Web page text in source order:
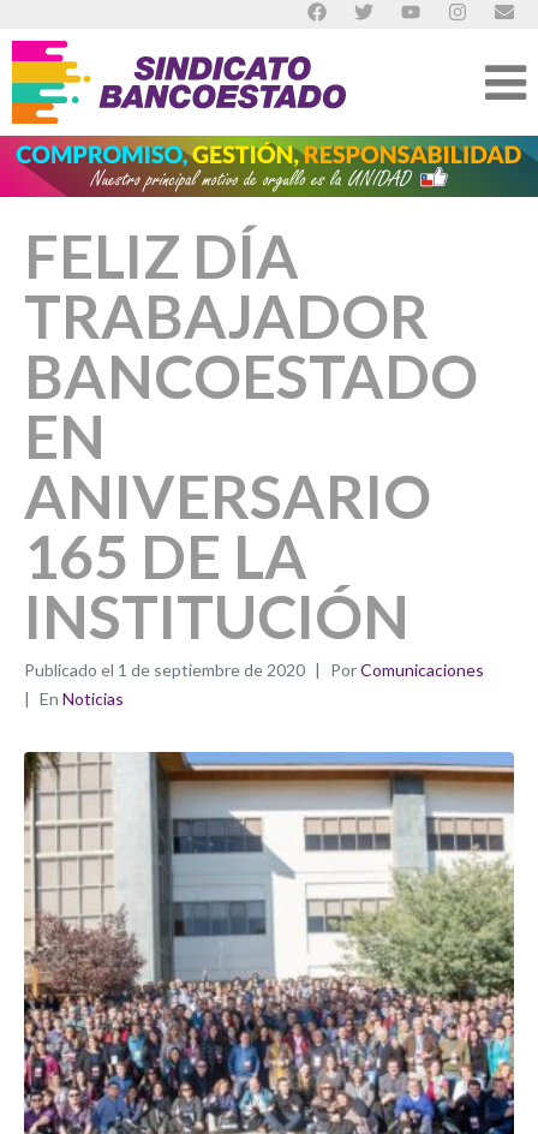
FELIZ DÍA
TRABAJADOR
BANCOESTADO
EN
ANIVERSARIO
165 DE LA
INSTITUCIÓN
Publicado el 1 de septiembre de 2020 PorComunicaciones
En Noticias